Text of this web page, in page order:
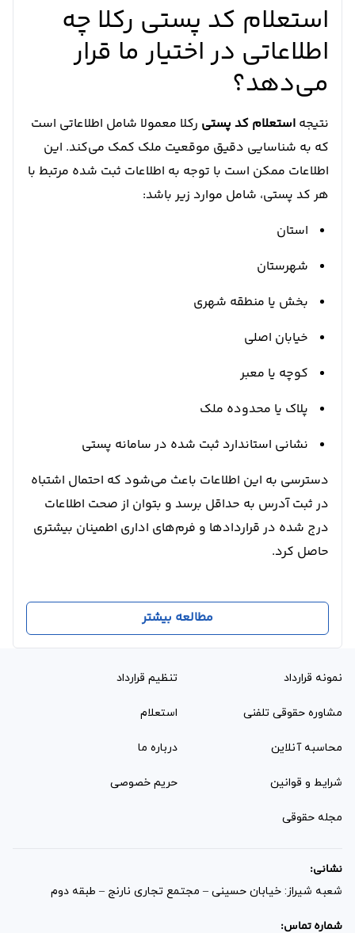
استعلام کد پستی رکلا چه
اطلاعاتی در اختیار ما قرار
می‌دهد؟
نتیجه استعلام کد پستی رکلا معمولا شامل اطلاعاتی است
که به شناسایی دقیق موقعیت ملک کمک می‌کند. این
اطلاعات ممکن است با توجه به اطلاعات ثبت شده مرتبط با
هر کد پستی، شامل موارد زیر باشد:
استان
شهرستان
بخش یا منطقه شهری
خیابان اصلی
کوچه یا معبر
پلاک یا محدوده ملک
نشانی استاندارد ثبت شده در سامانه پستی
دسترسی به این اطلاعات باعث می‌شود که احتمال اشتباه
در ثبت آدرس به حداقل برسد و بتوان از صحت اطلاعات
درج شده در قراردادها و فرم‌های اداری اطمینان بیشتری
حاصل کرد.
مطالعه بیشتر
نمونه قرارداد‌ تنظیم قرارداد
مشاوره حقوقی تلفنی استعلام
محاسبه آنلاین درباره ما
شرایط و قوانین حریم خصوصی
مجله حقوقی
نشانی:
شعبه شیراز: خیابان حسینی – مجتمع تجاری نارنج – طبقه دوم
شماره تماس: